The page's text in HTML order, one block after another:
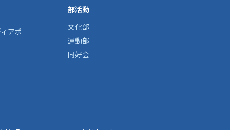
アポ
部活動
文化部
運動部
同好会